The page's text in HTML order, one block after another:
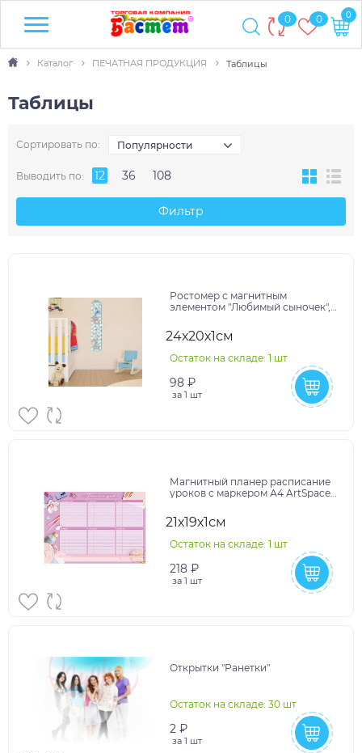
0 0 0
Каталог ПЕЧАТНАЯ ПРОДУКЦИЯ Таблицы
Таблицы
Сортировать по: Популярности
Выводить по: 12 36 108
Фильтр
Ростомер с магнитным
элементом "Любимый сыночек",
24х20х1см
Остаток на складе: 1 шт
98 ₽
за 1 шт
Магнитный планер расписание
уроков с маркером А4 ArtSpace
21х19х1см
Остаток на складе: 1 шт
218 ₽
за 1 шт
Открытки "Ранетки"
Остаток на складе: 30 шт
2 ₽
за 1 шт